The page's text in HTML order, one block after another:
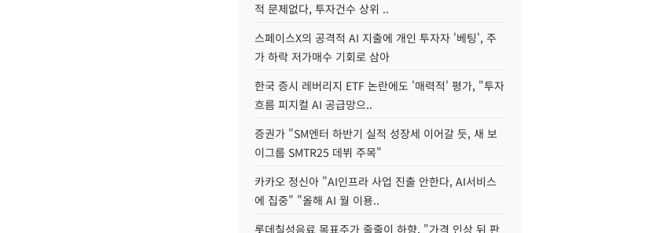
적 문제없다, 투자건수 상위 ..
스페이스X의 공격적 AI 지출에 개인 투자자 '베팅', 주
가 하락 저가매수 기회로 삼아
한국 증시 레버리지 ETF 논란에도 '매력적' 평가, "투자
흐름 피지컬 AI 공급망으..
증권가 "SM엔터 하반기 실적 성장세 이어갈 듯, 새 보
이그룹 SMTR25 데뷔 주목"
카카오 정신아 "AI인프라 사업 진출 안한다, AI서비스
에 집중" "올해 AI 월 이용..
롯데칠성음료 목표주가 줄줄이 하향, "가격 인상 뒤 판